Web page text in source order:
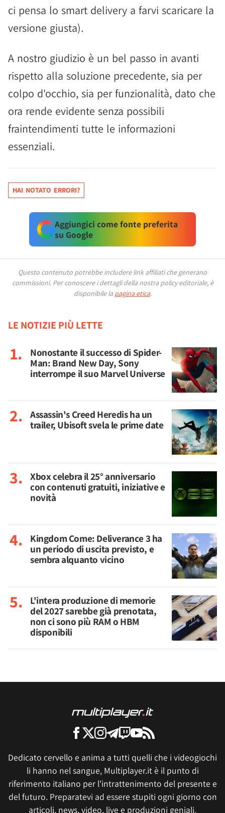
ci pensa lo smart delivery a farvi scaricare la
versione giusta).
A nostro giudizio è un bel passo in avanti
rispetto alla soluzione precedente, sia per
colpo d'occhio, sia per funzionalità, dato che
ora rende evidente senza possibili
fraintendimenti tutte le informazioni
essenziali.
HAI NOTATO ERRORI?
Aggiungici come fonte preferita
su Google
Questo contenuto potrebbe includere link affiliati che generano
commissioni. Per conoscere i dettagli della nostra policy editoriale, è
disponibile la pagina etica.
LE NOTIZIE PIÙ LETTE
Nonostante il successo di Spider-
Man: Brand New Day, Sony
interrompe il suo Marvel Universe
Assassin's Creed Heredis ha un
trailer, Ubisoft svela le prime date
Xbox celebra il 25° anniversario
con contenuti gratuiti, iniziative e
novità
Kingdom Come: Deliverance 3 ha
un periodo di uscita previsto, e
sembra alquanto vicino
L'intera produzione di memorie
del 2027 sarebbe già prenotata,
non ci sono più RAM o HBM
disponibili
Dedicato cervello e anima a tutti quelli che i videogiochi
li hanno nel sangue, Multiplayer.it è il punto di
riferimento italiano per l'intrattenimento del presente e
del futuro. Preparatevi ad essere stupiti ogni giorno con
articoli, news, video, live e produzioni geniali.